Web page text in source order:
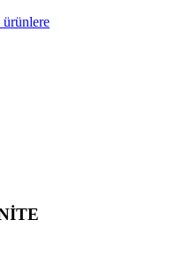
ürünlere